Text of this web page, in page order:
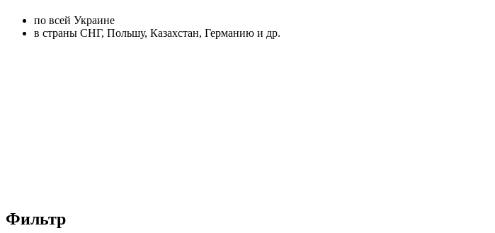
по всей Украине
в страны СНГ, Польшу, Казахстан, Германию и др.
Фильтр